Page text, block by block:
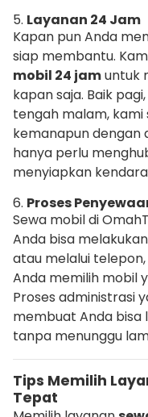
5. Layanan 24 Jam
Kapan pun Anda
siap membantu.
mobil 24 jamuntuk
kapan saja. Baik
tengah malam,
kemanapun dengan
hanya perlu
menyiapkan
6. Proses
Sewa mobil di
Anda bisa
atau melalui
Anda memilih mobil
Proses administrasi
membuat Anda bisa
tanpa menunggu
Tips Memilih
Tepat